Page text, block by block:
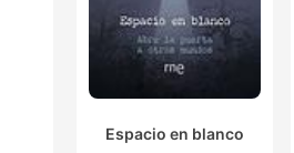
Espacio en blanco